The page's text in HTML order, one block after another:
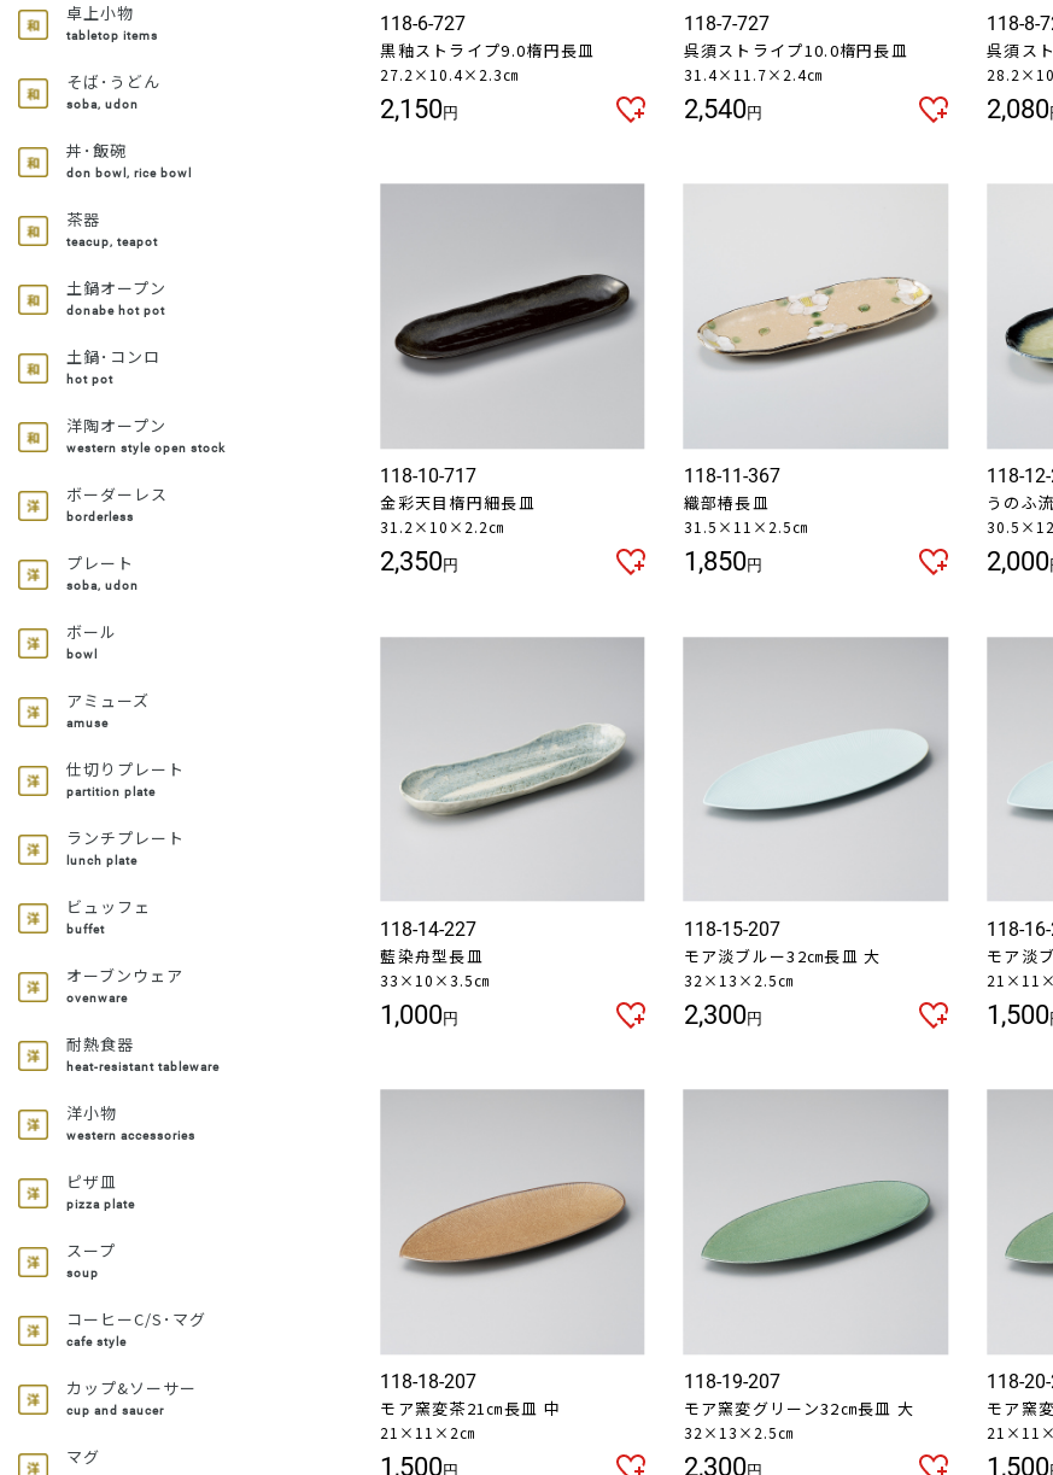
卓上小物
tabletop items
そば･うどん
soba, udon
丼･飯碗
don bowl, rice bowl
茶器
teacup, teapot
土鍋オープン
donabe hot pot
土鍋･コンロ
hot pot
洋陶オープン
western style open stock
ボーダーレス
borderless
プレート
soba, udon
ボール
bowl
アミューズ
amuse
仕切りプレート
partition plate
ランチプレート
lunch plate
ビュッフェ
buffet
オーブンウェア
ovenware
耐熱食器
heat-resistant tableware
洋小物
western accessories
ピザ皿
pizza plate
スープ
soup
コーヒーC/S･マグ
cafe style
カップ&ソーサー
cup and saucer
マグ
118-6-727
黒釉ストライプ9.0楕円長皿
27.2×10.4×2.3㎝
2,150円
118-7-727
呉須ストライプ10.0楕円長皿
31.4×11.7×2.4㎝
2,540円
118-8-
呉須ス
2,080
118-10-717
金彩天目楕円細長皿
31.2×10×2.2㎝
2,350円
118-11-367
織部椿長皿
31.5×11×2.5㎝
1,850円
118-
うのふ
2,000
118-14-227
藍染舟型長皿
33×10×3.5㎝
1,000円
118-15-207
モア淡ブルー32㎝長皿 大
32×13×2.5㎝
2,300円
118-
モア淡
1,500
118-18-207
モア窯変茶21㎝長皿 中
21×11×2㎝
1,500円
118-19-207
モア窯変グリーン32㎝長皿 大
32×13×2.5㎝
2,300円
118-
モア窯
1,500
お買い物を続ける カートへ進む